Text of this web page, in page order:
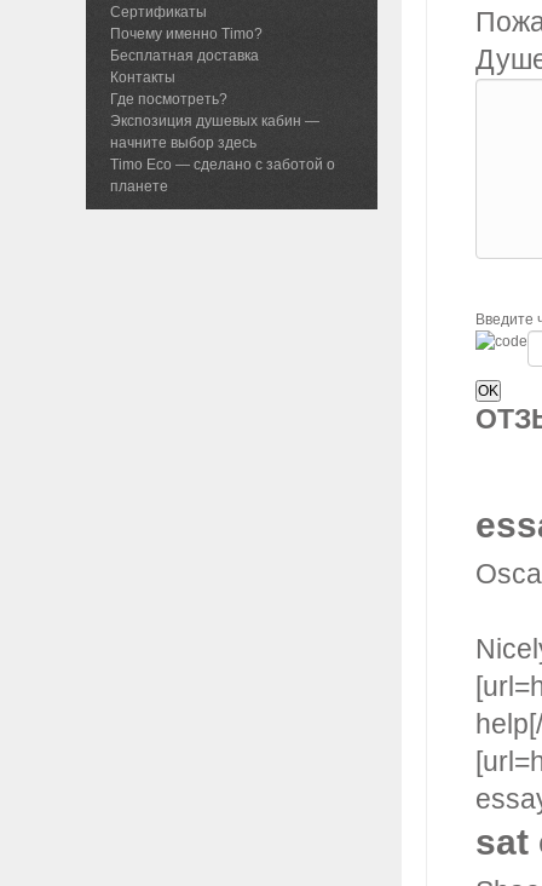
Введите
sat
Сертификаты
Почему именно Timo?
Бесплатная доставка
Контакты
Где посмотреть?
Экспозиция душевых кабин —
начните выбор здесь
Timo Eco — сделано с заботой о
планете